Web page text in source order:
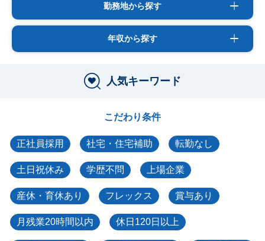
勤務地から探す
年収から探す
人気キーワード
こだわり条件
正社員採用 社宅・住宅補助 転勤なし
土日祝休み 学歴不問 上場企業
産休・育休あり フレックス 賞与あり
月残業20時間以内 休日120日以上